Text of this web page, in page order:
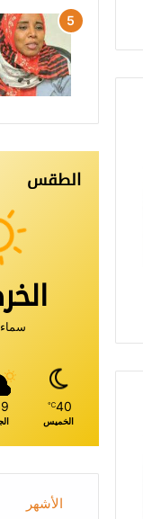
الطقس
40
℃
الخميس
الأشهر